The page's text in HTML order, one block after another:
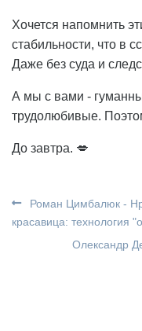
Хочется напомнить
стабильности, что в
Даже без суда и
А мы с вами -
трудолюбивые.
До завтра. 💋
Роман Цимбалюк -
красавица: технология
Олександр